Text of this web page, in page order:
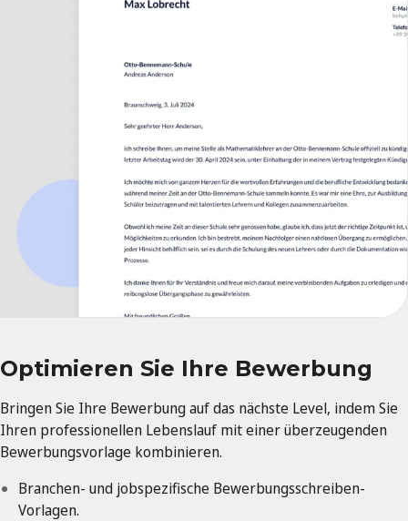
Optimieren Sie Ihre Bewerbung
Bringen Sie Ihre Bewerbung auf das nächste Level, indem Sie
Ihren professionellen Lebenslauf mit einer überzeugenden
Bewerbungsvorlage kombinieren.
Branchen- und jobspezifische Bewerbungsschreiben-
Vorlagen.